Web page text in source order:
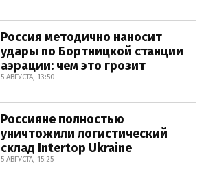
Россия методично наносит
удары по Бортницкой станции
аэрации: чем это грозит
5 АВГУСТА, 13:50
Россияне полностью
уничтожили логистический
склад Intertop Ukraine
5 АВГУСТА, 15:25